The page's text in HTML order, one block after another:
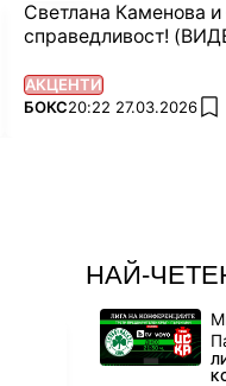
Светлана Каменова и
справедливост!
АКЦЕНТИ
ПОВЕЧЕ ОТ
БОКС20:22 27.03.2026
НАЙ-